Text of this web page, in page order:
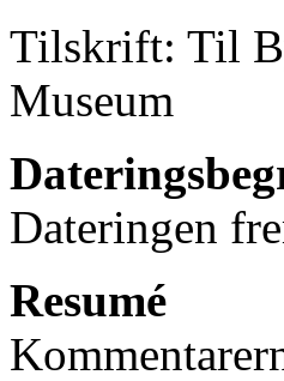
Tilskrift: Til
Museum
Dateringen
Resumé